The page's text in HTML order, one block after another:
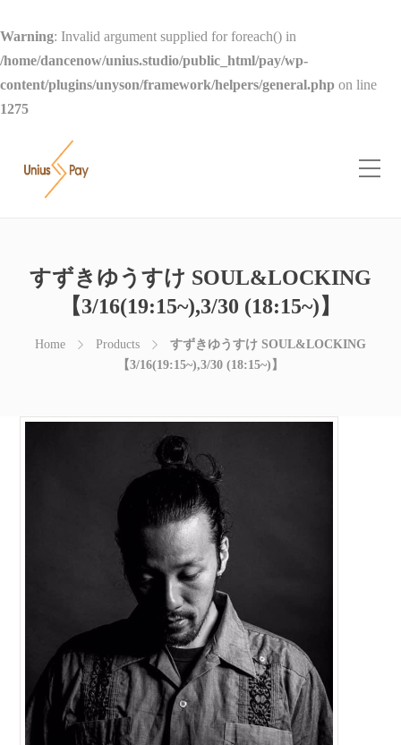
Warning: Invalid argument supplied for foreach() in
/home/dancenow/unius.studio/public_html/pay/wp-
content/plugins/unyson/framework/helpers/general.php on line
1275
すずきゆうすけ SOUL&LOCKING
【3/16(19:15~),3/30 (18:15~)】
Home Products
すずきゆうすけ SOUL&LOCKING
【3/16(19:15~),3/30 (18:15~)】